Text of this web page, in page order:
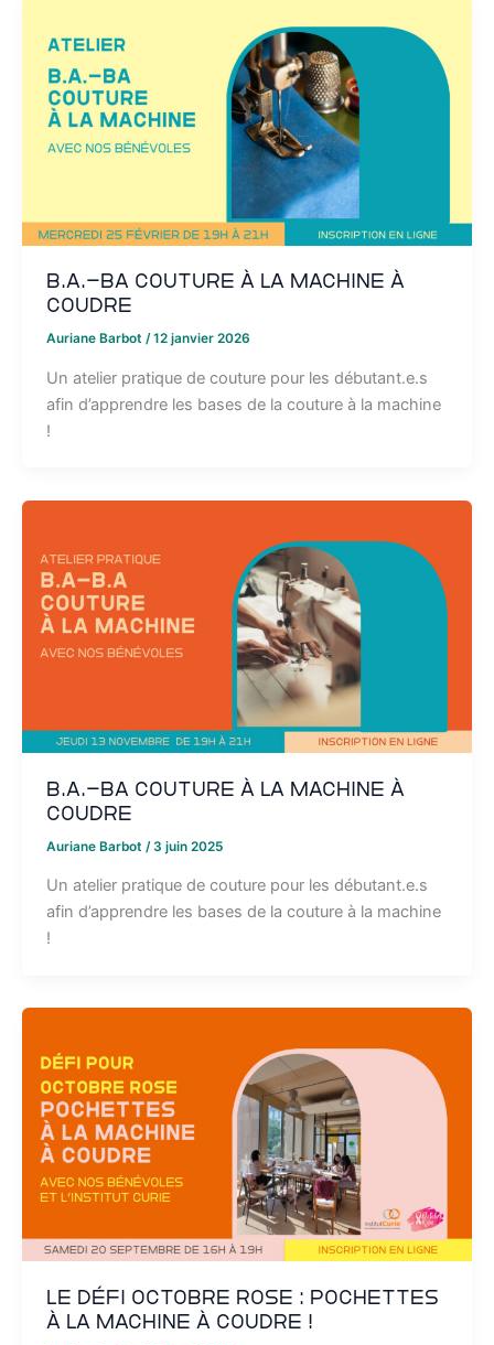
B.A.-BA couture à la machine à
coudre
Auriane Barbot /12 janvier 2026
Un atelier pratique de couture pour les débutant.e.s
afin d’apprendre les bases de la couture à la machine
!
B.A.-BA couture à la machine à
coudre
Auriane Barbot /3 juin 2025
Un atelier pratique de couture pour les débutant.e.s
afin d’apprendre les bases de la couture à la machine
!
Le défi Octobre Rose : pochettes
à la machine à coudre !